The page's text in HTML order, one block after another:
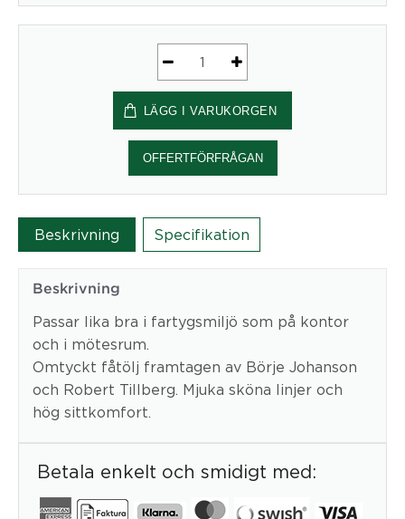
-
Mått
(cm)
01-
46
LÄGG I VARUKORGEN
OFFERTFÖRFRÅGAN
Beskrivning Specifikation
Beskrivning
Passar lika bra i fartygsmiljö som på kontor
och i mötesrum.
Omtyckt fåtölj framtagen av Börje Johanson
och Robert Tillberg. Mjuka sköna linjer och
hög sittkomfort.
Betala enkelt och smidigt med: